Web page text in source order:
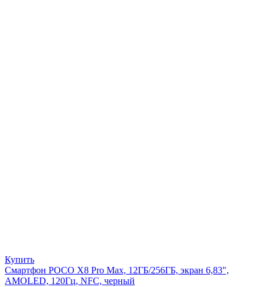
Купить
Смартфон POCO X8 Pro Max, 12ГБ/256ГБ, экран 6,83″,
AMOLED, 120Гц, NFC, черный